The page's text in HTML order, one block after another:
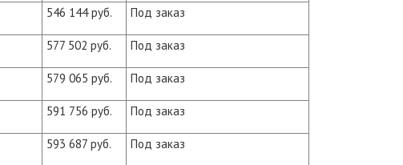
546 144 руб. Под заказ
577 502 руб. Под заказ
579 065 руб. Под заказ
591 756 руб. Под заказ
593 687 руб. Под заказ